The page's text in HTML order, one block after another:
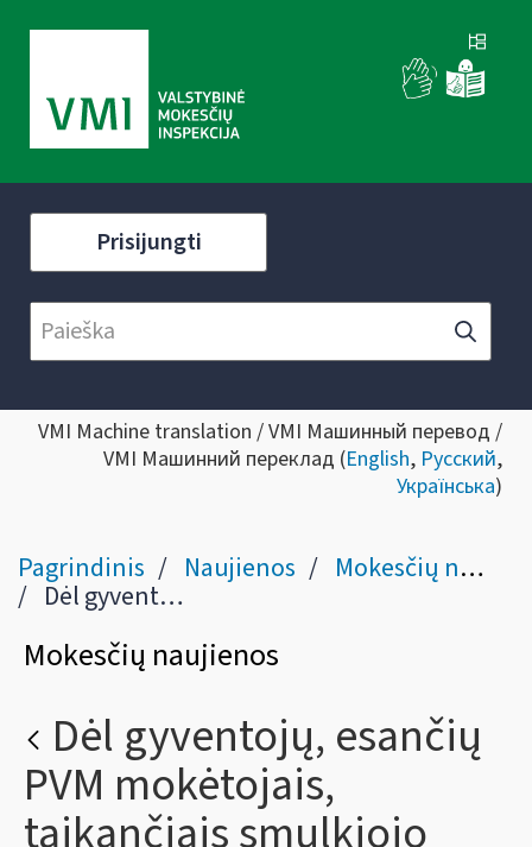
Prisijungti
VMI Machine translation / VMI Машинный перевод /
VMI Машинний переклад (English, Русский,
Українська)
Pagrindinis Naujienos Mokesčių naujienos
Dėl gyventojų, esančių PVM mokėtojais, taikančiais smulkiojo verslo schemą, GPM įstatymo nuostatų taikymo
Mokesčių naujienos
Dėl gyventojų, esančių
PVM mokėtojais,
taikančiais smulkiojo